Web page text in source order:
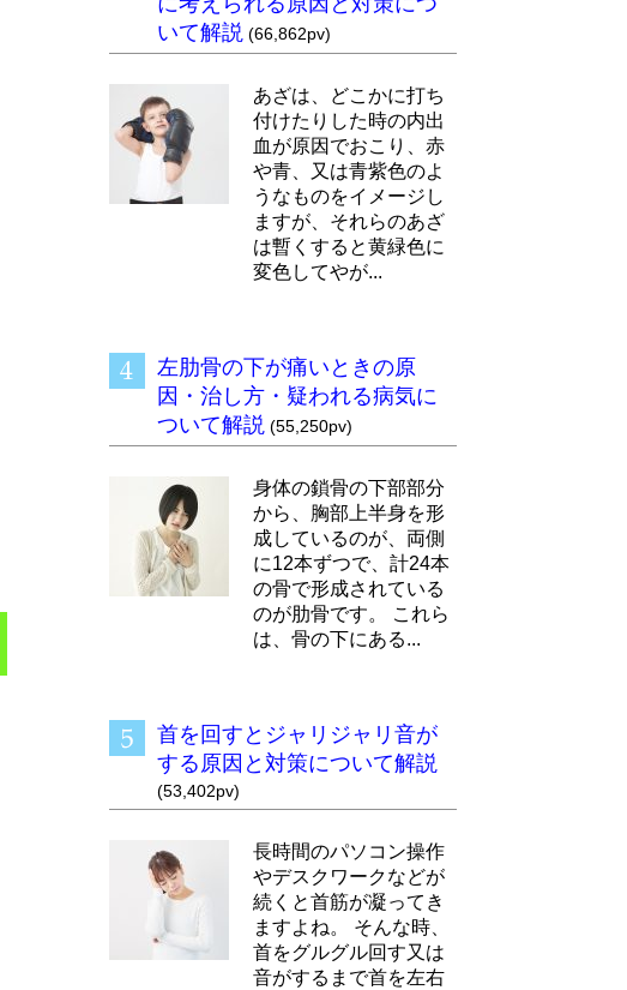
いて解説 (66,862pv)
あざは、どこかに打ち
付けたりした時の内出
血が原因でおこり、赤
や青、又は青紫色のよ
うなものをイメージし
ますが、それらのあざ
は暫くすると黄緑色に
変色してやが...
左肋骨の下が痛いときの原
因・治し方・疑われる病気に
ついて解説 (55,250pv)
身体の鎖骨の下部部分
から、胸部上半身を形
成しているのが、両側
に12本ずつで、計24本
の骨で形成されている
のが肋骨です。 これら
は、骨の下にある...
首を回すとジャリジャリ音が
する原因と対策について解説
(53,402pv)
長時間のパソコン操作
やデスクワークなどが
続くと首筋が凝ってき
ますよね。 そんな時、
首をグルグル回す又は
音がするまで首を左右